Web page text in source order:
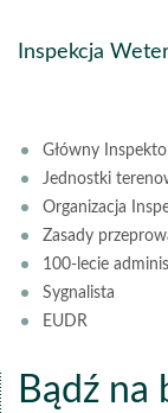
Inspekcja
Główny
Jednostki
Organizacja
Zasady
100-lecie
Sygnalista
EUDR
Bądź na